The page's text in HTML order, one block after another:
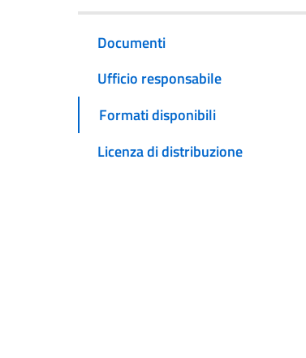
Documenti
Ufficio responsabile
Formati disponibili
Licenza di distribuzione